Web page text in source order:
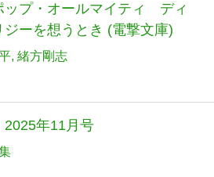
ップ・オールマイティ ディ
ジーを想うとき (電撃文庫)
緒方剛志
年11月号